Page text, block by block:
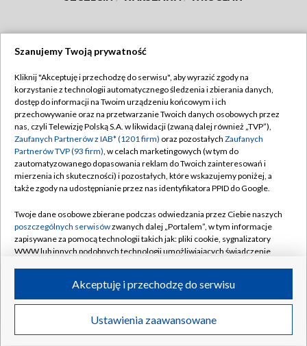
TVP
Abonament TVP
Emisja w TVP
Centrum informacji TVP
Naziemna Telewizja Cyfrowa
Rada Programowa
System NOS
Informacje o nadawcy
Program dla prasy
Ogłoszenie przetargowe
Regulamin TVP
Polityka prywatności
Moje zgody
Pomoc
Kontakt
Kanały
©2026 Telewizja Polska S.A. w likwidacji
Szanujemy Twoją prywatność
Kliknij "Akceptuję i przechodzę do serwisu", aby wyrazić zgody na
korzystanie z technologii automatycznego śledzenia i zbierania danych,
dostęp do informacji na Twoim urządzeniu końcowym i ich
przechowywanie oraz na przetwarzanie Twoich danych osobowych przez
nas, czyli Telewizję Polską S.A. w likwidacji (zwaną dalej również „TVP”),
Zaufanych Partnerów z IAB* (1201 firm) oraz pozostałych Zaufanych
Partnerów TVP (93 firm), w celach marketingowych (w tym do
zautomatyzowanego dopasowania reklam do Twoich zainteresowań i
mierzenia ich skuteczności) i pozostałych, które wskazujemy poniżej, a
także zgody na udostępnianie przez nas identyfikatora PPID do Google.
Twoje dane osobowe zbierane podczas odwiedzania przez Ciebie naszych
poszczególnych serwisówzwanych dalej „Portalem”, w tym informacje
zapisywane za pomocą technologii takich jak: pliki cookie, sygnalizatory
WWW lub innych podobnych technologii umożliwiających świadczenie
ruchu w Internecie.
Twoje dane osobowe zbierane podczas odwiedzania przez Ciebie
poszczególnych serwisówna Portalu, takie jak adresy IP, identyfikatory
Ustawienia zaawansowane
Akceptuję i przechodzę do serwisu